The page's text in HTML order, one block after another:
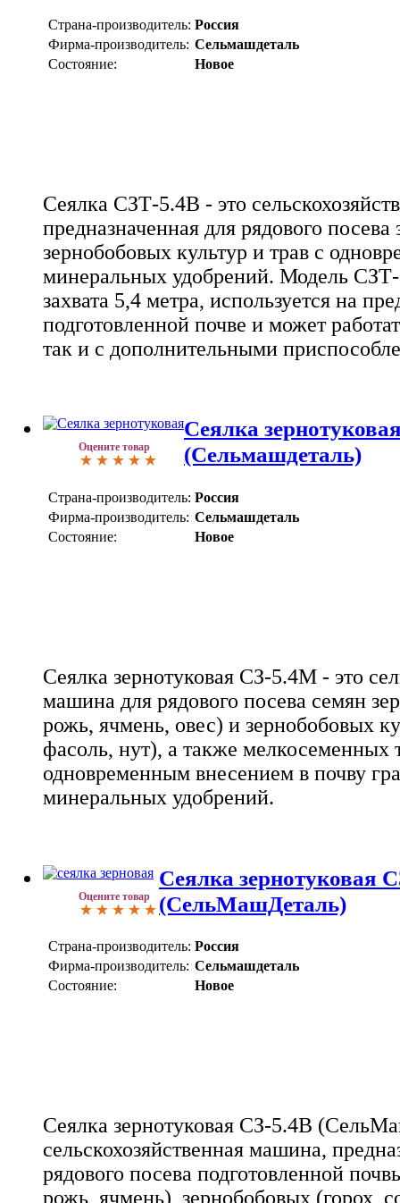
Страна-производитель: Россия
Фирма-производитель: Сельмашдеталь
Состояние:
Новое
Сеялка СЗТ-5.4В - это
предназначенная для рядового посева
зернобобовых культур и трав с
минеральных удобрений. Модель
захвата 5,4 метра, используется на
подготовленной почве и может
так и с дополнительными
Оцените товар
Сеялка
(Сельмашдеталь)
Страна-производитель: Россия
Фирма-производитель: Сельмашдеталь
Состояние:
Новое
Сеялка зернотуковая СЗ-5.4М - это
машина для рядового посева семян
рожь, ячмень, овес) и зернобобовых
фасоль, нут), а также мелкосеменных
одновременным внесением в почву
минеральных удобрений.
Оцените товар
Сеялка зернотуковая
(СельМашДеталь)
Страна-производитель: Россия
Фирма-производитель: Сельмашдеталь
Состояние:
Новое
Сеялка зернотуковая СЗ-5.4В
сельскохозяйственная машина,
рядового посева подготовленной
рожь, ячмень), зернобобовых (горох,